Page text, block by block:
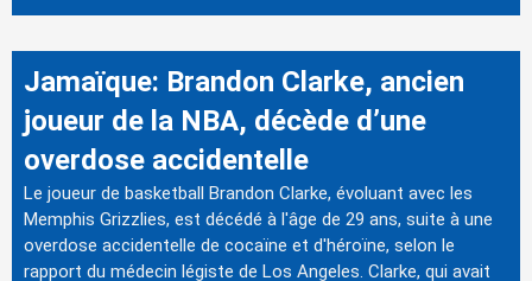
Jamaïque: Brandon Clarke, ancien
joueur de la NBA, décède d’une
overdose accidentelle
Le joueur de basketball Brandon Clarke, évoluant avec les
Memphis Grizzlies, est décédé à l'âge de 29 ans, suite à une
overdose accidentelle de cocaïne et d'héroïne, selon le
rapport du médecin légiste de Los Angeles. Clarke, qui avait